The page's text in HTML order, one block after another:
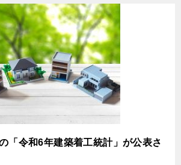
「令和6年建築着工統計」が公表さ